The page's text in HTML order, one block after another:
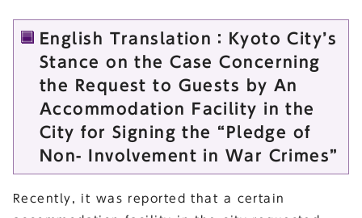
English Translation：Kyoto City’s
Stance on the Case Concerning
the Request to Guests by An
Accommodation Facility in the
City for Signing the “Pledge of
Non- Involvement in War Crimes”
Recently, it was reported that a certain